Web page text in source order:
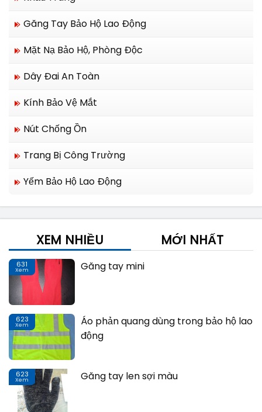
Găng Tay Bảo Hộ Lao Động
Mặt Nạ Bảo Hộ, Phòng Độc
Dây Đai An Toàn
Kính Bảo Vệ Mắt
Nút Chống Ồn
Trang Bị Công Trường
Yếm Bảo Hộ Lao Động
XEM NHIỀU MỚI NHẤT
631
Xem Găng tay mini
623
Xem
Áo phản quang dùng trong bảo hộ lao
động
623
Xem Găng tay len sợi màu